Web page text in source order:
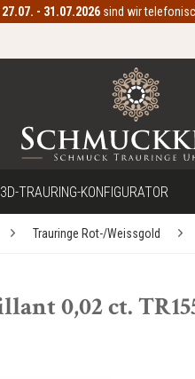
27.07. - 31.07.2026 sind wir
3D-TRAURING-KONFIGURATOR
Trauringe Rot-/Weissgold
0,02 ct.